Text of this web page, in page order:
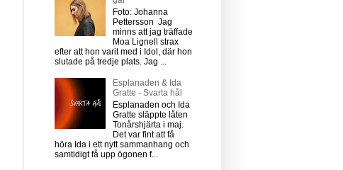
Foto: Johanna
Pettersson Jag
minns att jag träffade
Moa Lignell strax
efter att hon varit med i Idol, där hon
slutade på tredje plats. Jag ...
Esplanaden & Ida
Gratte - Svarta hål
Esplanaden och Ida
Gratte släppte låten
Tonårshjärta i maj.
Det var fint att få
höra Ida i ett nytt sammanhang och
samtidigt få upp ögonen f...